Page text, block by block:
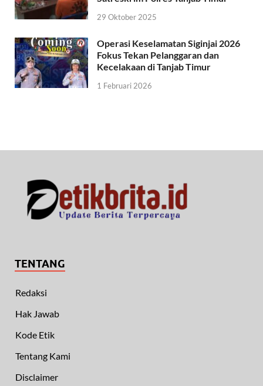
29 Oktober 2025
Operasi Keselamatan Siginjai 2026
Fokus Tekan Pelanggaran dan
Kecelakaan di Tanjab Timur
1 Februari 2026
TENTANG
Redaksi
Hak Jawab
Kode Etik
Tentang Kami
Disclaimer